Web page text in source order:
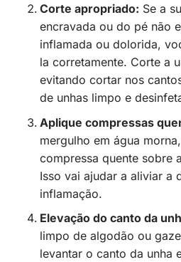
Corte apropriado: Se a
encravada ou do pé não
inflamada ou dolorida,
la corretamente. Corte a
evitando cortar nos
de unhas limpo e
Aplique compressas
mergulho em água
compressa quente sobre
Isso vai ajudar a aliviar a
inflamação.
Elevação do canto da
limpo de algodão ou
levantar o canto da unha